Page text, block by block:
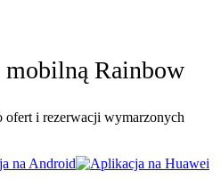
Rainbow
ofert i rezerwacji wymarzonych